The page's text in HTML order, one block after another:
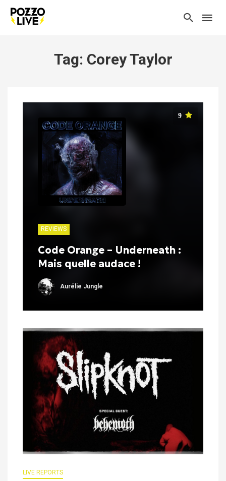
Tag: Corey Taylor
9
REVIEWS
Code Orange – Underneath :
Mais quelle audace !
Aurélie Jungle
LIVE REPORTS